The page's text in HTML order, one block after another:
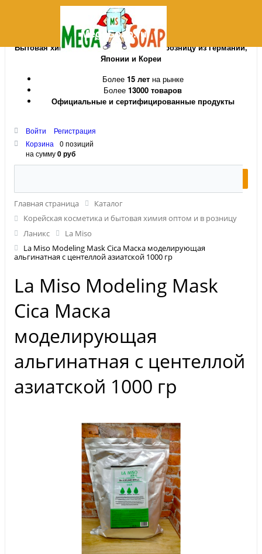
MegaSoap.ru
Бытовая химия и косметика оптом и в розницу из Германии,
Японии и Кореи
Более 15 летна рынке
Более 13000 товаров
Официальные и сертифицированные продукты
Войти
Регистрация
Корзина
0 позиций
на сумму0 руб
Главная страница
Каталог
Корейская косметика и бытовая химия оптом и в розницу
Ланикс
La Miso
La Miso Modeling Mask Cica Маска моделирующая
альгинатная с центеллой азиатской 1000 гр
La Miso Modeling Mask
Cica Маска
моделирующая
альгинатная с центеллой
азиатской 1000 гр